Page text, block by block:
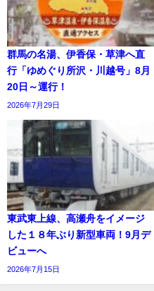
群馬の名湯、伊香保・草津へ直
行「ゆめぐり所沢・川越号」8月
20日～運行！
2026年7月29日
東武東上線、高瀬舟をイメージ
した１８年ぶり新型車両！9月デ
ビューへ
2026年7月15日